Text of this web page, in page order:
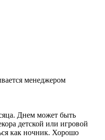
менеджером
Днем может быть
детской или игровой
как ночник. Хорошо